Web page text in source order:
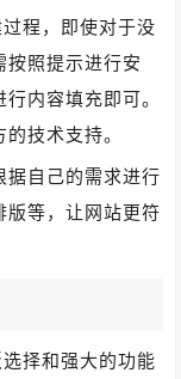
程，即使对于没
按照提示进行安
内容填充即可。
技术支持。
据自己的需求进行
版等，让网站更符
择和强大的功能